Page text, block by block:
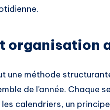
organisation
une méthode
de l’année. Chaque
calendriers, un